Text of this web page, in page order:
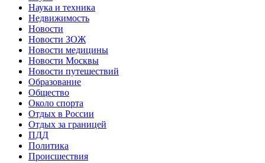
Наука и техника
Недвижимость
Новости
Новости ЗОЖ
Новости медицины
Новости Москвы
Новости путешествий
Образование
Общество
Около спорта
Отдых в России
Отдых за границей
ПДД
Политика
Происшествия